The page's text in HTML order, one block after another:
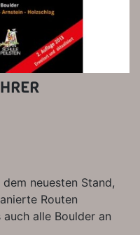
neuesten Stand,
Routen
alle Boulder an